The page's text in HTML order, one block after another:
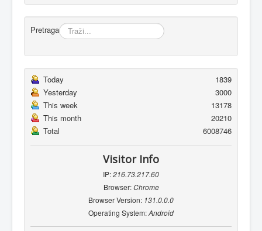
Pretraga
Today
1839
Yesterday
3000
This week
13178
This month
20210
Total
6008746
Visitor Info
IP:216.73.217.60
Browser:Chrome
Browser Version: 131.0.0.0
Operating System:Android